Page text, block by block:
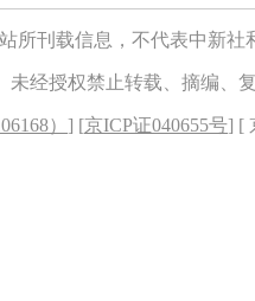
所刊载信息，不代表中新
未经授权禁止转载、摘编、
） ] [京ICP证040655号] [